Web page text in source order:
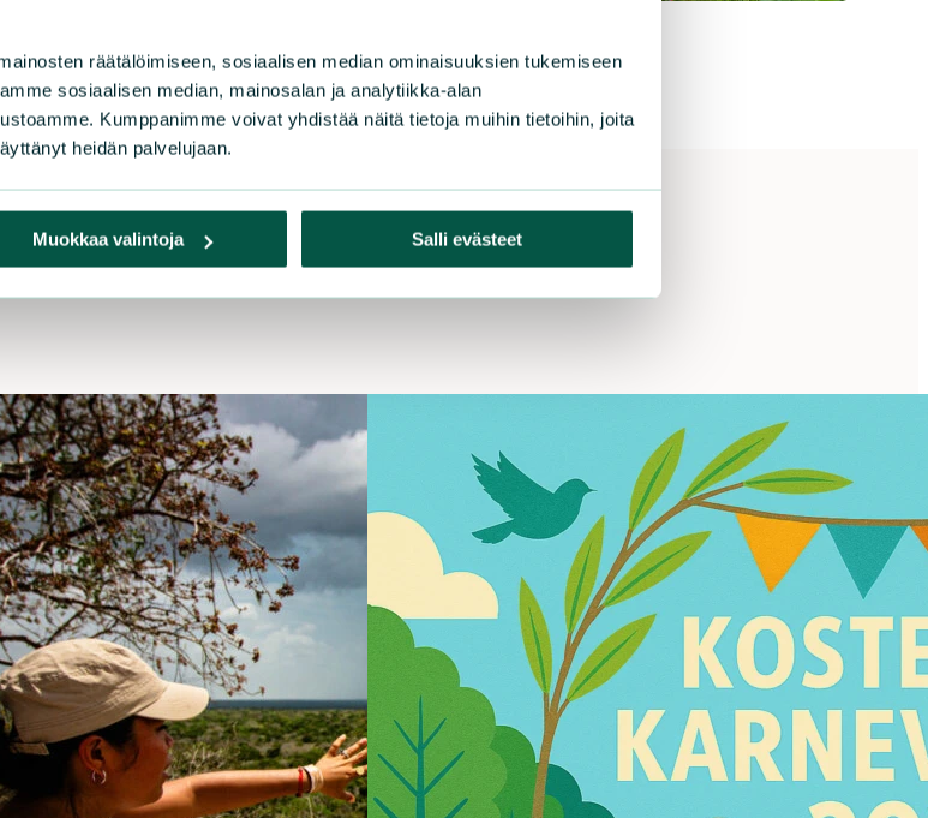
räätälöimiseen, sosiaalisen median ominaisuuksien tukemiseen
sosiaalisen median, mainosalan ja analytiikka-alan
Kumppanimme voivat yhdistää näitä tietoja muihin tietoihin, joita
heidän palvelujaan.
Muokkaa valintoja Salli evästeet